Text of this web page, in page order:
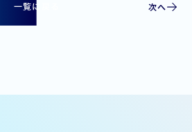
一覧に戻る 次へ